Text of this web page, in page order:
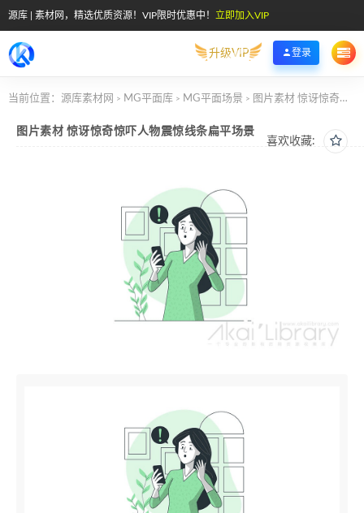
源库 | 素材网，精选优质资源！VIP限时优惠中！ 立即加入VIP
升级VIP 登录
当前位置： 源库素材网 > MG平面库 > MG平面场景 > 图片素材 惊讶惊奇惊吓人物震惊线条扁平场景
喜欢收藏:
图片素材 惊讶惊奇惊吓人物震惊线条扁平场景